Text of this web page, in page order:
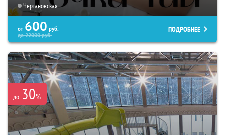
Чертановская
от 600 руб.
до22000руб.
ПОДРОБНЕЕ
до 30%